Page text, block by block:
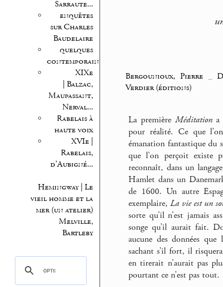
Sarraute...
enquêtes
sur Charles
Baudelaire
quelques
contemporains
XIXe
| Balzac,
Maupassant,
Nerval...
Rabelais à
haute voix
XVIe |
Rabelais,
d’Aubigné...
Hemingway | Le
vieil homme et la
mer (un atelier)
Melville,
Bartleby
Bergounioux, Pierre _
Verdier (éditions)
La premièreMéditationa
pour réalité. Ce que
émanation fantastique du
que l’on perçoit existe
reconnaît, dans un
Hamlet dans un
de 1600. Un autre
exemplaire,La vie est un
sorte qu’il n’est jamais
songe qu’il aurait fait.
aucune des données
sachant s’il fort, il
en tirerait n’aurait pas
pourtant ce n’est pas tout.